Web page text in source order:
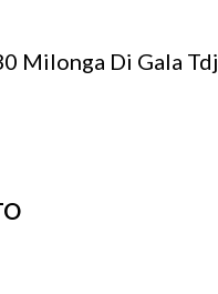
Milonga Di Gala